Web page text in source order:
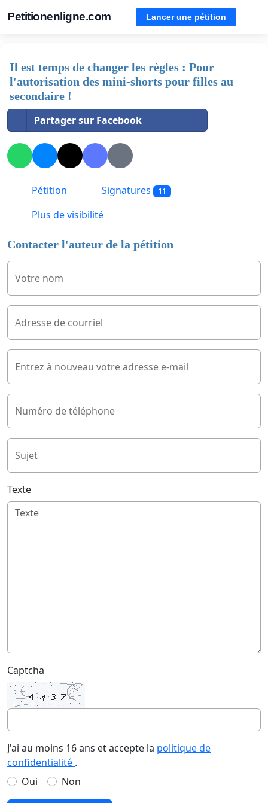
Petitionenligne.com Lancer une pétition
Il est temps de changer les règles : Pour
l'autorisation des mini-shorts pour filles au
secondaire !
Partager sur Facebook
Pétition Signatures 11
Plus de visibilité
Contacter l'auteur de la pétition
Votre nom
Adresse de courriel
Entrez à nouveau votre adresse e-mail
Numéro de téléphone
Sujet
Texte
Captcha
J'ai au moins 16 ans et accepte la politique de
confidentialité .
Oui
Non